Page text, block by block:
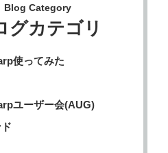
Blog Category
グカテゴリ
使ってみた
ユーザー会(AUG)